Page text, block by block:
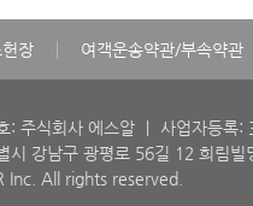
장 여객운송약관/부속약관
: 주식회사 에스알 ㅣ 사업자등
시 강남구 광평로 56길 12 희림빌
Inc. All rights reserved.